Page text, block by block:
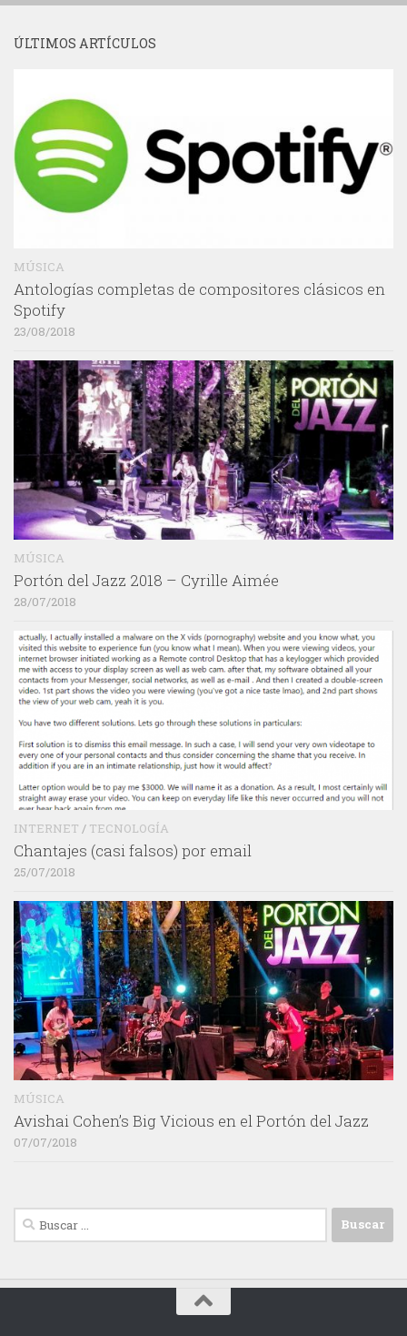
ÚLTIMOS ARTÍCULOS
MÚSICA
Antologías completas de compositores clásicos en
Spotify
23/08/2018
MÚSICA
Portón del Jazz 2018 – Cyrille Aimée
28/07/2018
INTERNET / TECNOLOGÍA
Chantajes (casi falsos) por email
25/07/2018
MÚSICA
Avishai Cohen’s Big Vicious en el Portón del Jazz
07/07/2018
Buscar: